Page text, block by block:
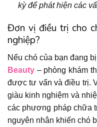
kỳ để phát hiện các
Đơn vị điều trị cho
nghiệp?
Nếu chó của bạn đang
Beauty – phòng khám
được tư vấn và điều trị.
giàu kinh nghiệm và
các phương pháp chữa
nguyên nhân khiến chó